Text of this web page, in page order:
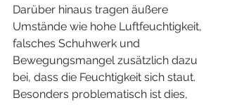
Darüber hinaus tragen äußere
Umstände wie hohe Luftfeuchtigkeit,
falsches Schuhwerk und
Bewegungsmangel zusätzlich dazu
bei, dass die Feuchtigkeit sich staut.
Besonders problematisch ist dies,